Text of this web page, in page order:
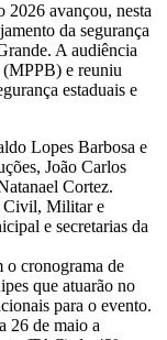
2026 avançou, nesta
da segurança
A audiência
e reuniu
estaduais e
Lopes Barbosa e
João Carlos
Cortez.
Civil, Militar e
e secretarias da
o cronograma de
que atuarão no
para o evento.
26 de maio a